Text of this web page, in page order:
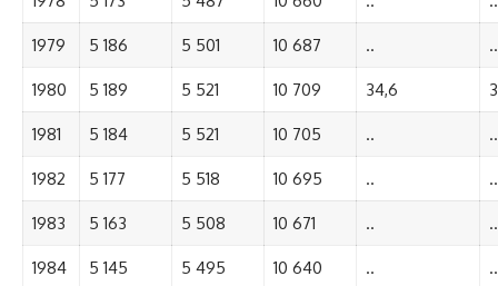
1979 5 186 5 501 10 687 .. ..
1980 5 189 5 521 10 709 34,6
1981 5 184 5 521 10 705 .. ..
1982 5 177 5 518 10 695 .. ..
1983 5 163 5 508 10 671 .. ..
1984 5 145 5 495 10 640 .. ..